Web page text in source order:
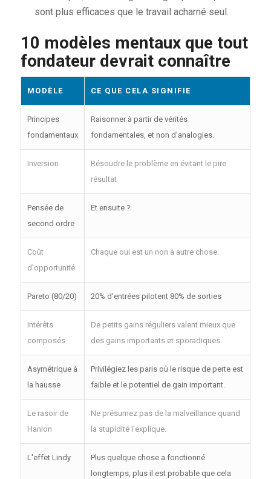
sont plus efficaces que le travail acharné seul.
10 modèles mentaux que tout
fondateur devrait connaître
MODÈLE CE QUE CELA SIGNIFIE
Principes
fondamentaux
Raisonner à partir de vérités
fondamentales, et non d'analogies.
Inversion
Résoudre le problème en évitant le pire
résultat
Pensée de
second ordre
Et ensuite ?
Coût
d'opportunité
Chaque oui est un non à autre chose.
Pareto (80/20) 20% d'entrées pilotent 80% de sorties
Intérêts
composés
De petits gains réguliers valent mieux que
des gains importants et sporadiques.
Asymétrique à
la hausse
Privilégiez les paris où le risque de perte est
faible et le potentiel de gain important.
Le rasoir de
Hanlon
Ne présumez pas de la malveillance quand
la stupidité l'explique.
L'effet Lindy
Plus quelque chose a fonctionné
longtemps, plus il est probable que cela